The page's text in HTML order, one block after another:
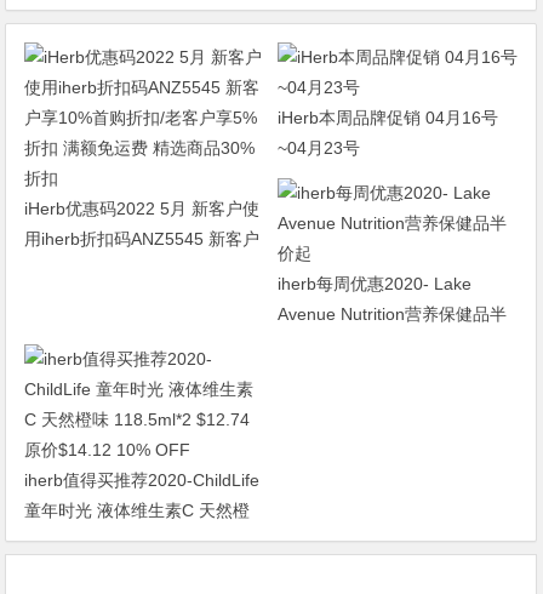
iHerb优惠码2022 5月 新客户使
用iherb折扣码ANZ5545 新客户
iHerb本周品牌促销 04月16号
~04月23号
iherb每周优惠2020- Lake
Avenue Nutrition营养保健品半
iherb值得买推荐2020-ChildLife
童年时光 液体维生素C 天然橙
味 118.5ml*2 $12.74 原价